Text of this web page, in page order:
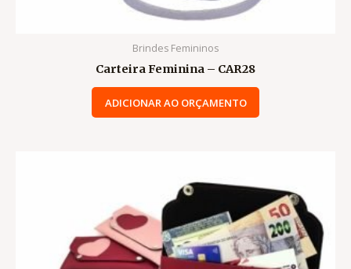
Brindes Femininos
Carteira Feminina – CAR28
ADICIONAR AO ORÇAMENTO